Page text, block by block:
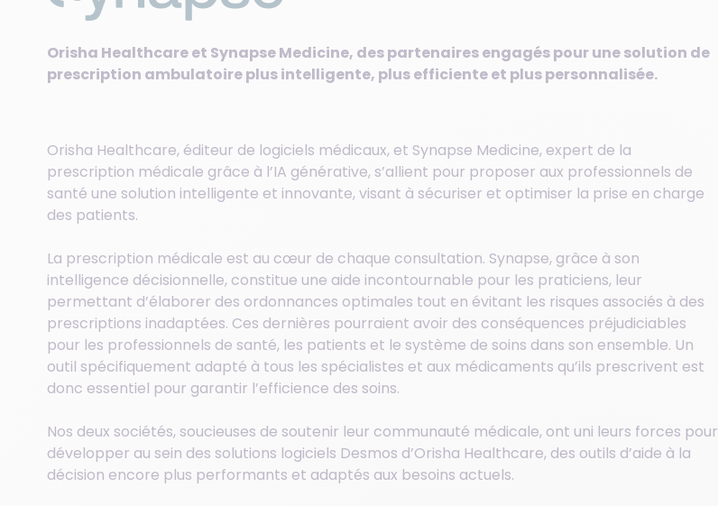
Orisha Healthcare et Synapse Medicine, des partenaires engagés pour une solution de
prescription ambulatoire plus intelligente, plus efficiente et plus personnalisée.
Orisha Healthcare, éditeur de logiciels médicaux, et Synapse Medicine, expert de la
prescription médicale grâce à l’IA générative, s’allient pour proposer aux professionnels de
santé une solution intelligente et innovante, visant à sécuriser et optimiser la prise en charge
des patients.
La prescription médicale est au cœur de chaque consultation. Synapse, grâce à son
intelligence décisionnelle, constitue une aide incontournable pour les praticiens, leur
permettant d’élaborer des ordonnances optimales tout en évitant les risques associés à des
prescriptions inadaptées. Ces dernières pourraient avoir des conséquences préjudiciables
pour les professionnels de santé, les patients et le système de soins dans son ensemble. Un
outil spécifiquement adapté à tous les spécialistes et aux médicaments qu’ils prescrivent est
donc essentiel pour garantir l’efficience des soins.
Nos deux sociétés, soucieuses de soutenir leur communauté médicale, ont uni leurs forces pour
développer au sein des solutions logiciels Desmos d’Orisha Healthcare, des outils d’aide à la
décision encore plus performants et adaptés aux besoins actuels.